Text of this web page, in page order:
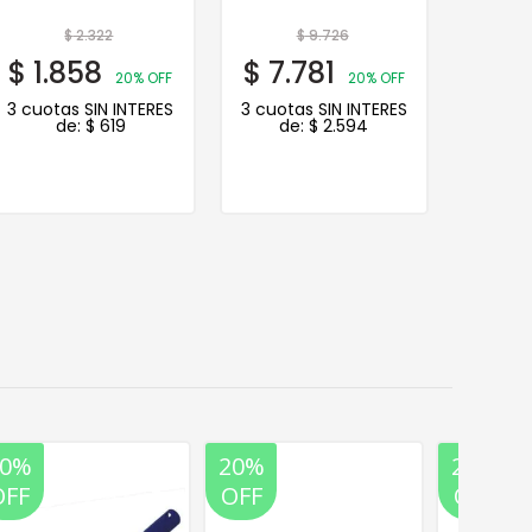
$2.322
$ 1.858 20% OFF
3 cuotas SIN INTERES
de: $ 619
$9.726
$ 7.781 20% OFF
3 cuotas SIN INTERES
de:$ 2.594
20%
OFF
20%
OFF